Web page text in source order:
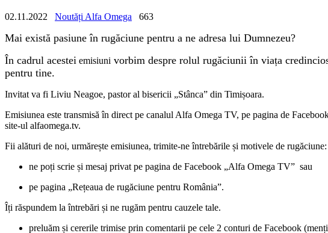
02.11.2022 Noutăți Alfa Omega 663
Mai există pasiune în rugăciune pentru a ne adresa lui Dumnezeu?
În cadrul acestei emisiuni vorbim despre rolul rugăciunii în viața
pentru tine.
Invitat va fi Liviu Neagoe, pastor al bisericii „Stânca” din Timișoara.
Emisiunea este transmisă în direct pe canalul Alfa Omega TV, pe pagina de
site-ul alfaomega.tv.
Fii alături de noi, urmărește emisiunea, trimite-ne întrebările și motivele de rugăciune:
ne poți scrie și mesaj privat pe pagina de Facebook „Alfa Omega TV” sau
pe pagina „Rețeaua de rugăciune pentru România”.
Îți răspundem la întrebări și ne rugăm pentru cauzele tale.
preluăm și cererile trimise prin comentarii pe cele 2 conturi de Facebook